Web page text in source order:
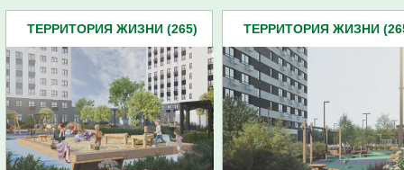
ТЕРРИТОРИЯ ЖИЗНИ (265) ТЕРРИТОРИЯ ЖИЗНИ